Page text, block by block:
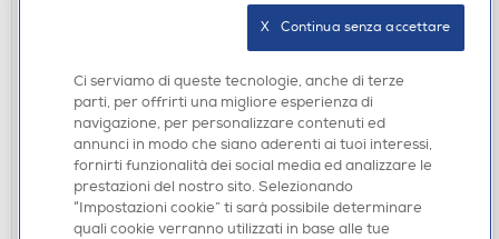
LG - Smart TV LED UHD 4K 43" 43UA75006LA-
€ 299,00
Ci serviamo di queste tecnologie, anche di terze
parti, per offrirti una migliore esperienza di
navigazione, per personalizzare contenuti ed
annunci in modo che siano aderenti ai tuoi interessi,
fornirti funzionalità dei social media ed analizzare le
prestazioni del nostro sito. Selezionando
“Impostazioni cookie” ti sarà possibile determinare
quali cookie verranno utilizzati in base alle tue
X   Continua senza accettare